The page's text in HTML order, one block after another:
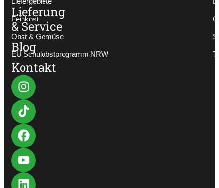
Lieferung
& Service
Blog
Kontakt
Feinkost
Obst & Gemüse
EU Schulobstprogramm NRW